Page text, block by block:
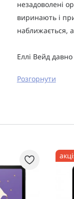
незадоволені
виринають і
наближається,
Еллі Вейд
Розгорнути